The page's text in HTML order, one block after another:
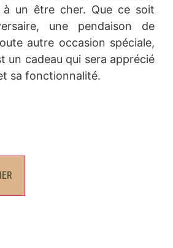
à un être cher. Que ce soit
une pendaison de
autre occasion spéciale,
un cadeau qui sera apprécié
sa fonctionnalité.